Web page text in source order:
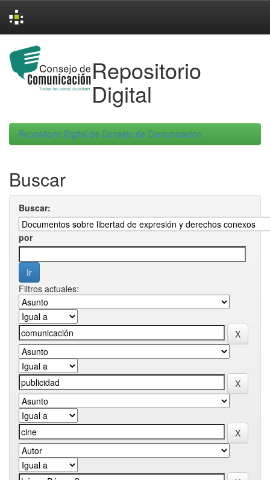
navigation
Repositorio
Digital
Repositorio Digital de Consejo de Comunicacion
Buscar
Buscar:
por
Filtros actuales: